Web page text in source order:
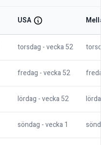
USA
torsdag - vecka52
fredag - vecka52
lördag - vecka52
söndag - vecka1